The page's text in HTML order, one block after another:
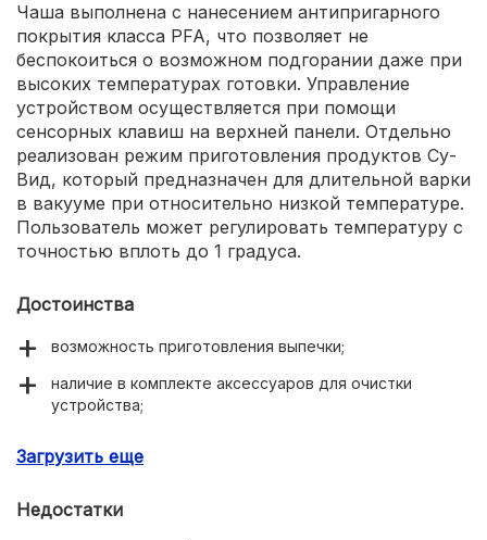
Чаша выполнена с нанесением антипригарного
покрытия класса PFA, что позволяет не
беспокоиться о возможном подгорании даже при
высоких температурах готовки. Управление
устройством осуществляется при помощи
сенсорных клавиш на верхней панели. Отдельно
реализован режим приготовления продуктов Су-
Вид, который предназначен для длительной варки
в вакууме при относительно низкой температуре.
Пользователь может регулировать температуру с
точностью вплоть до 1 градуса.
Достоинства
возможность приготовления выпечки;
наличие в комплекте аксессуаров для очистки
устройства;
режим приготовления Су-Вид.
Загрузить еще
Недостатки